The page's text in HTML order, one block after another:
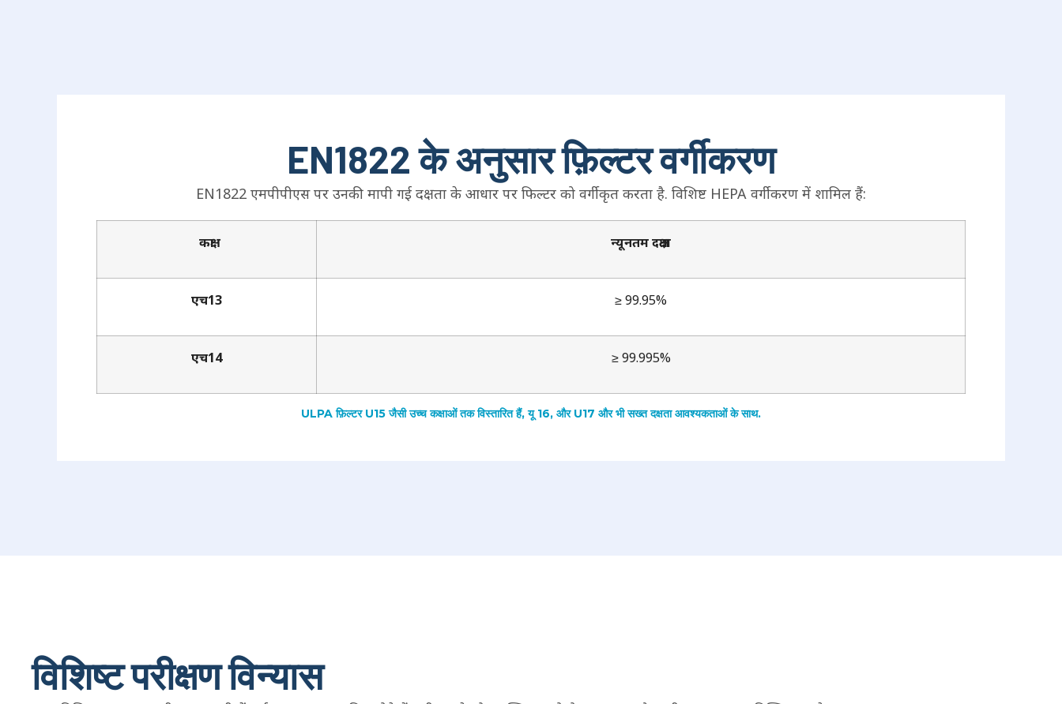
EN1822 के अनुसार फ़िल्टर वर्गीकरण
EN1822 एमपीपीएस पर उनकी मापी गई दक्षता के आधार पर फिल्टर को वर्गीकृत करता है. विशिष्ट HEPA वर्गीकरण में शामिल हैं:
कक्षा न्यूनतम दक्षता
एच13 ≥ 99.95%
एच14 ≥ 99.995%
ULPA फ़िल्टर U15 जैसी उच्च कक्षाओं तक विस्तारित हैं, यू 16, और U17 और भी सख्त दक्षता आवश्यकताओं के साथ.
विशिष्ट परीक्षण विन्यास